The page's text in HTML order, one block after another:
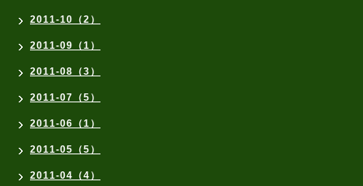
2011-10（2）
2011-09（1）
2011-08（3）
2011-07（5）
2011-06（1）
2011-05（5）
2011-04（4）